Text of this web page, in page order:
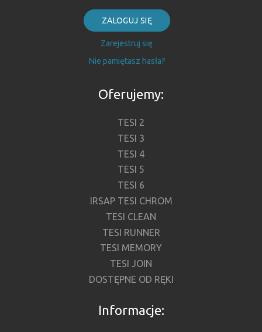
ZALOGUJ SIĘ
Zarejestruj się
Nie pamiętasz hasła?
Oferujemy:
TESI 2
TESI 3
TESI 4
TESI 5
TESI 6
IRSAP TESI CHROM
TESI CLEAN
TESI RUNNER
TESI MEMORY
TESI JOIN
DOSTĘPNE OD RĘKI
Informacje: